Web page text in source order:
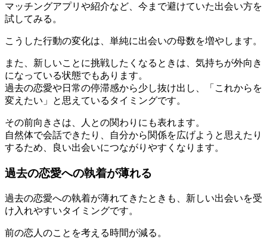
マッチングアプリや紹介など、今まで避けていた出会い方を
試してみる。
こうした行動の変化は、単純に出会いの母数を増やします。
また、新しいことに挑戦したくなるときは、気持ちが外向き
になっている状態でもあります。
過去の恋愛や日常の停滞感から少し抜け出し、「これからを
変えたい」と思えているタイミングです。
その前向きさは、人との関わりにも表れます。
自然体で会話できたり、自分から関係を広げようと思えたり
するため、良い出会いにつながりやすくなります。
過去の恋愛への執着が薄れる
過去の恋愛への執着が薄れてきたときも、新しい出会いを受
け入れやすいタイミングです。
前の恋人のことを考える時間が減る。